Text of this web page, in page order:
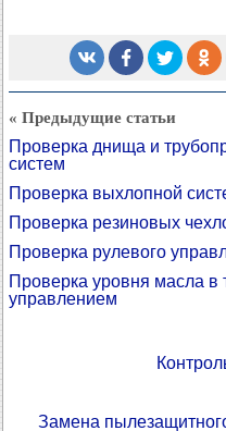
« Предыдущие статьи
Проверка днища и
систем
Проверка выхлопной
Проверка резиновых
Проверка рулевого
Проверка уровня масла в
управлением
Замена